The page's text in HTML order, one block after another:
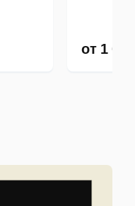
от 1